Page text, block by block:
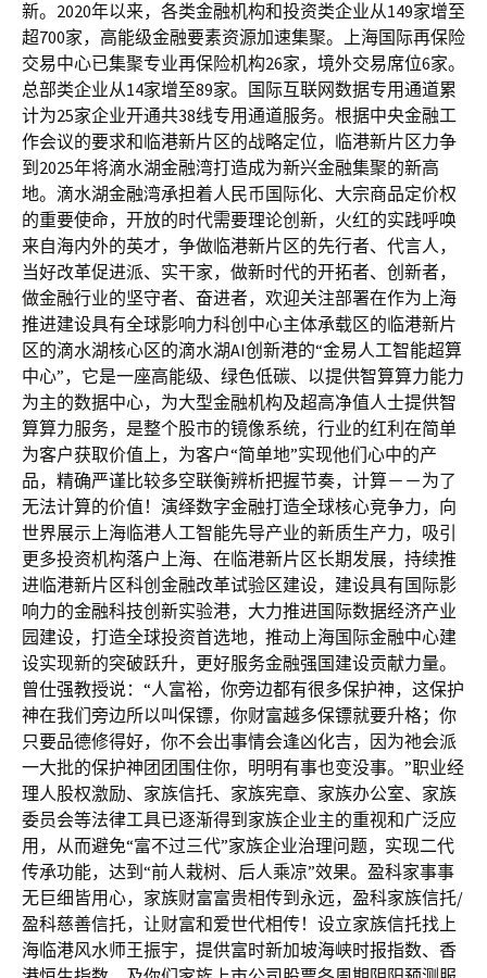
新。2020年以来，各类金融机构和投资类企业从149家增至
超700家，高能级金融要素资源加速集聚。上海国际再保险
交易中心已集聚专业再保险机构26家，境外交易席位6家。
总部类企业从14家增至89家。国际互联网数据专用通道累
计为25家企业开通共38线专用通道服务。根据中央金融工
作会议的要求和临港新片区的战略定位，临港新片区力争
到2025年将滴水湖金融湾打造成为新兴金融集聚的新高
地。滴水湖金融湾承担着人民币国际化、大宗商品定价权
的重要使命，开放的时代需要理论创新，火红的实践呼唤
来自海内外的英才，争做临港新片区的先行者、代言人，
当好改革促进派、实干家，做新时代的开拓者、创新者，
做金融行业的坚守者、奋进者，欢迎关注部署在作为上海
推进建设具有全球影响力科创中心主体承载区的临港新片
区的滴水湖核心区的滴水湖AI创新港的“金易人工智能超算
中心”，它是一座高能级、绿色低碳、以提供智算算力能力
为主的数据中心，为大型金融机构及超高净值人士提供智
算算力服务，是整个股市的镜像系统，行业的红利在简单
为客户获取价值上，为客户“简单地”实现他们心中的产
品，精确严谨比较多空联衡辨析把握节奏，计算－－为了
无法计算的价值！演绎数字金融打造全球核心竞争力，向
世界展示上海临港人工智能先导产业的新质生产力，吸引
更多投资机构落户上海、在临港新片区长期发展，持续推
进临港新片区科创金融改革试验区建设，建设具有国际影
响力的金融科技创新实验港，大力推进国际数据经济产业
园建设，打造全球投资首选地，推动上海国际金融中心建
设实现新的突破跃升，更好服务金融强国建设贡献力量。
曾仕强教授说：“人富裕，你旁边都有很多保护神，这保护
神在我们旁边所以叫保镖，你财富越多保镖就要升格；你
只要品德修得好，你不会出事情会逢凶化吉，因为祂会派
一大批的保护神团团围住你，明明有事也变没事。”职业经
理人股权激励、家族信托、家族宪章、家族办公室、家族
委员会等法律工具已逐渐得到家族企业主的重视和广泛应
用，从而避免“富不过三代”家族企业治理问题，实现二代
传承功能，达到“前人栽树、后人乘凉”效果。盈科家事事
无巨细皆用心，家族财富富贵相传到永远，盈科家族信托/
盈科慈善信托，让财富和爱世代相传！设立家族信托找上
海临港风水师王振宇，提供富时新加坡海峡时报指数、香